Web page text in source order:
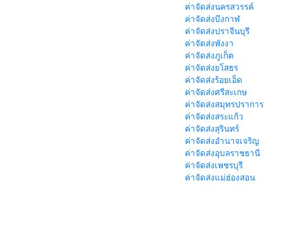
ค่าจัดส่งนครสวรรค์
ค่าจัดส่งบึงกาฬ
ค่าจัดส่งปราจีนบุรี
ค่าจัดส่งพังงา
ค่าจัดส่งภูเก็ต
ค่าจัดส่งยโสธร
ค่าจัดส่งร้อยเอ็ด
ค่าจัดส่งศรีสะเกษ
ค่าจัดส่งสมุทรปราการ
ค่าจัดส่งสระแก้ว
ค่าจัดส่งสุรินทร์
ค่าจัดส่งอำนาจเจริญ
ค่าจัดส่งอุบลราชธานี
ค่าจัดส่งเพชรบุรี
ค่าจัดส่งแม่ฮ่องสอน